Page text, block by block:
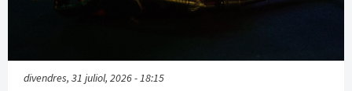
divendres, 31 juliol, 2026 - 18:15